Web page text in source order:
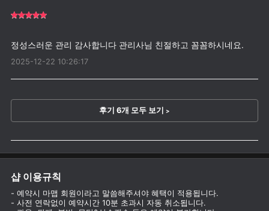
2025-12-22 10:26:17
후기 6개 모두 보기 >
샵 이용규칙
- 예약시 마맵 회원이라고 말씀해주셔야 혜택이 적용됩니다.
- 사전 연락없이 예약시간 10분 초과시 자동 취소됩니다.